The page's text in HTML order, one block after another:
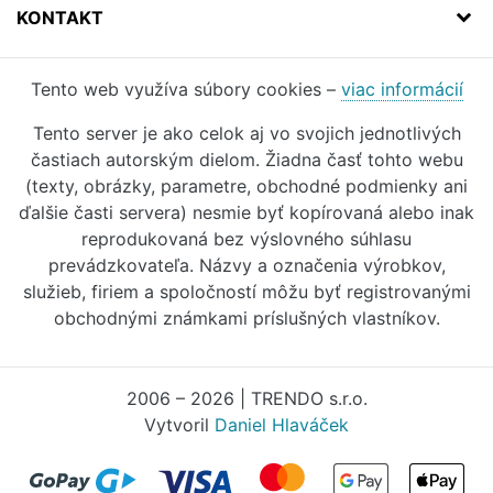
KONTAKT
Tento web využíva súbory cookies – viac informácií
Tento server je ako celok aj vo svojich jednotlivých
častiach autorským dielom. Žiadna časť tohto webu
(texty, obrázky, parametre, obchodné podmienky ani
ďalšie časti servera) nesmie byť kopírovaná alebo inak
reprodukovaná bez výslovného súhlasu
prevádzkovateľa. Názvy a označenia výrobkov,
služieb, firiem a spoločností môžu byť registrovanými
obchodnými známkami príslušných vlastníkov.
2006 – 2026 | TRENDO s.r.o.
Vytvoril Daniel Hlaváček